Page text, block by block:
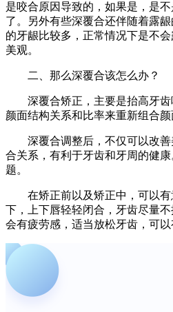
是咬合原因导致的，如果是，是
了。另外有些深覆合还伴随着露
的牙龈比较多，正常情况下是不
美观。
二、那么深覆合该怎么办？
深覆合矫正，主要是抬高牙齿
颜面结构关系和比率来重新组合颜
深覆合调整后，不仅可以改善
合关系，有利于牙齿和牙周的健
题。
在矫正前以及矫正中，可以有
下，上下唇轻轻闭合，牙齿尽量
会有疲劳感，适当放松牙齿，可以